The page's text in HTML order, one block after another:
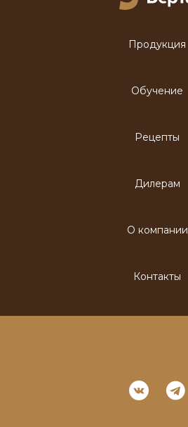
Продукция
Обучение
Рецепты
Дилерам
О компании
Контакты